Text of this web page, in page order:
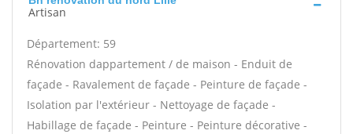
Artisan
Département: 59
Rénovation dappartement / de maison - Enduit de
façade - Ravalement de façade - Peinture de façade -
Isolation par l'extérieur - Nettoyage de façade -
Habillage de façade - Peinture - Peinture décorative -